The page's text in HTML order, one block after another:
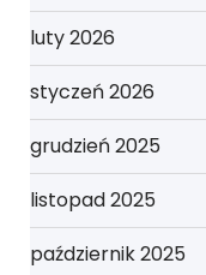
luty 2026
styczeń 2026
grudzień 2025
listopad 2025
październik 2025